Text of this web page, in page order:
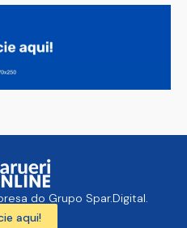
do Grupo Spar.Digital.
aqui!